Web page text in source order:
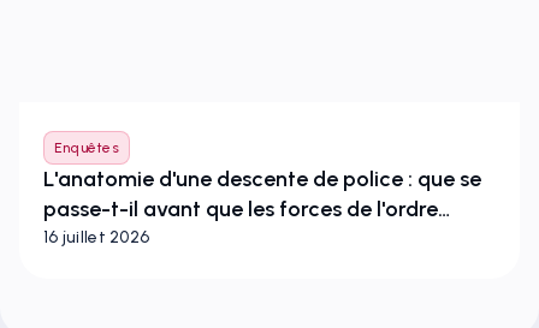
Enquêtes
L'anatomie d'une descente de police : que se
passe-t-il avant que les forces de l'ordre
n'enfoncent la porte ?
16 juillet 2026